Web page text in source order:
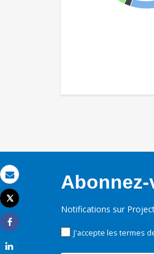
Email
Imprimer
Tweet
Share
Notifications sur
J'accepte les termes